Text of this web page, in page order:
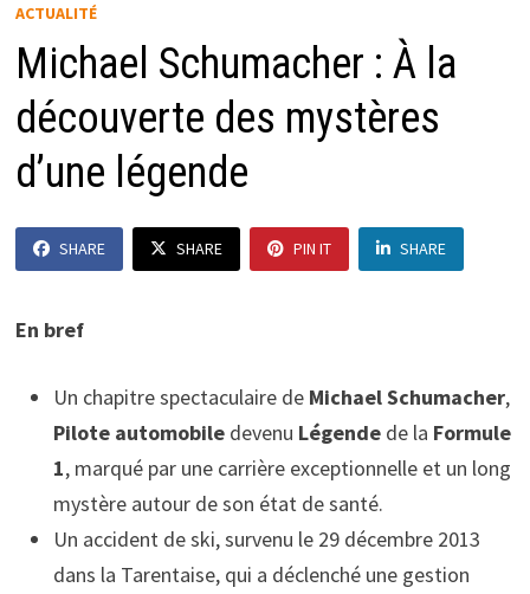
ACTUALITÉ
Michael Schumacher : À la
découverte des mystères
d’une légende
SHARE SHARE PIN IT SHARE
En bref
Un chapitre spectaculaire de Michael Schumacher,
Pilote automobiledevenu Légendede la Formule
1, marqué par une carrière exceptionnelle et un long
mystère autour de son état de santé.
Un accident de ski, survenu le 29 décembre 2013
dans la Tarentaise, qui a déclenché une gestion